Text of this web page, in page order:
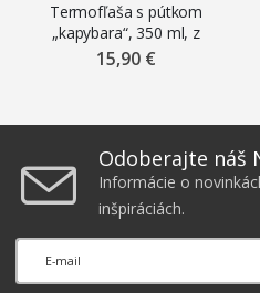
Termofľaša s pútkom
„kapybara“, 350 ml, z
nehrdzavejúcej ocele
15,90 €
Odoberajte náš
Informácie o
inšpiráciách.